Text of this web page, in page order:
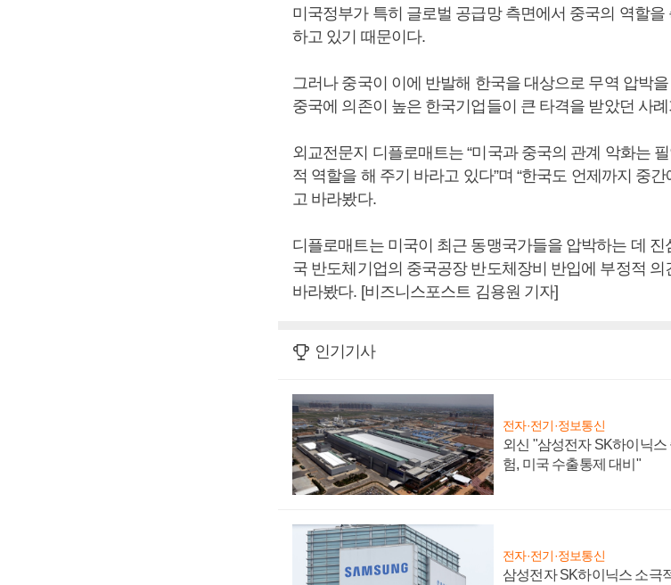
미국정부가 특히 글로벌 공급망 측면에서 중국의 역할
하고 있기 때문이다.
그러나 중국이 이에 반발해 한국을 대상으로 무역 압박
중국에 의존이 높은 한국기업들이 큰 타격을 받았던 사
외교전문지 디플로매트는 “미국과 중국의 관계 악화는
적 역할을 해 주기 바라고 있다”며 “한국도 언제까지 중
고 바라봤다.
디플로매트는 미국이 최근 동맹국가들을 압박하는 데
국 반도체기업의 중국공장 반도체장비 반입에 부정적
바라봤다. [비즈니스포스트 김용원 기자]
인기기사
전자·전기·정보통신
외신 "삼성전자 SK하이닉스
험, 미국 수출통제 대비"
전자·전기·정보통신
삼성전자 SK하이닉스 소극